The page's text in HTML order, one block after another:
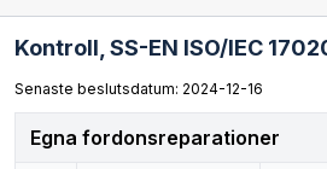
Kontroll, SS-EN ISO/IEC
Senaste beslutsdatum: 2024-12-16
Egna fordonsreparationer